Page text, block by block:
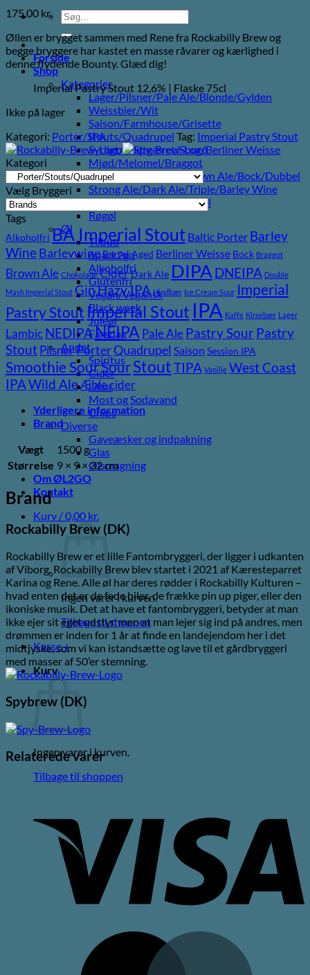
Søg
efter:
Forside
Shop
Kategorier
Lager/Pilsner/Pale Ale/Blonde/Gylden
Weissbier/Wit
Saison/Farmhouse/Grisette
IPA
Syrligt/Vildtgæret/Sour/Berliner Weisse
Mjød/Melomel/Braggot
Red Ale/Amber Ale/Brown Ale/Bock/Dubbel
Strong Ale/Dark Ale/Triple/Barley Wine
Porter/Stouts/Quadrupel
Røgøl
Øl
Tilbud
6pack2go
Alkoholfri
Glutenfri
Vegan/Vegansk
Black week
Juleøl
Farsdag
Andet
Spiritus
Cider
Likør
Most og Sodavand
Chips
Diverse
Gaveæsker og indpakning
Glas
Ølsmagning
Om ØL2GO
Kontakt
Kurv /0,00 kr.
Ingen varer i kurven.
Tilbage til shoppen
Kasse+
Kurv
Ingen varer i kurven.
Tilbage til shoppen
175,00 kr.
Øllen er brygget sammen med Rene fra Rockabilly Brew og
begge bryggere har kastet en masse råvarer og kærlighed i
denne flydende Bounty. Glæd dig!
Imperial Pastry Stout 12,6% | Flaske 75cl
Ikke på lager
Kategori: Porter/Stouts/Quadrupel Tag: Imperial Pastry Stout
Kategori
Vælg Bryggeri
Tags
Alkoholfri BA Imperial Stout Baltic Porter Barley
Wine BarleywineBarrel Aged Berliner Weisse Bock Braggot
Brown Ale Chokolade CiderDark Ale DIPA DNEIPA Double
Mash Imperial Stout GinHazy IPA Hindbær Ice Cream Sour Imperial
Pastry Stout Imperial Stout IPA Kaffe Kirsebær Lager
LambicNEDIPANEIPA Pale Ale Pastry Sour Pastry
StoutPilsnerPorterQuadrupel Saison Session IPA
Smoothie SourSourStoutTIPA Vanilje West Coast
IPAWild AleÆble cider
Yderligere information
Brand
Vægt
1500 g
Størrelse 9 × 9 × 32 cm
Brand
Rockabilly Brew (DK)
Rockabilly Brew er et lille Fantombryggeri, der ligger i udkanten
af Viborg. Rockabilly Brew blev startet i 2021 af Kæresteparret
Karina og Rene. Alle øl har deres rødder i Rockabilly Kulturen –
hvad enten det er de fede biler, de frække pin up piger, eller den
ikoniske musik. Det at have et fantombryggeri, betyder at man
ikke ejer sit eget udstyr, men at man lejer sig ind på andres, men
drømmen er inden for 1 år at finde en landejendom her i det
midtjyske, som vi kan istandsætte og lave til et gårdbryggeri
med masser af 50’er stemning.
Spybrew (DK)
Relaterede varer